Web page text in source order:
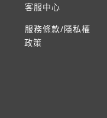
客服中心
服務條款/隱私權
政策